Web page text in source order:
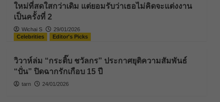
ใหม่ที่สดใสกว่าเดิม แต่ยอมรับว่าเธอไม่คิดจะแต่งงาน
เป็นครั้งที่ 2
Wichai S
29/01/2026
Celebrities
Editor's Picks
วิวาห์ล่ม “กระติ๊บ ชวัลกร” ประกาศยุติความสัมพันธ์
“ปั่น” ปิดฉากรักเกือบ 15 ปี
tarn 24/01/2026